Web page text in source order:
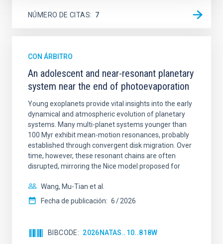
NÚMERO DE CITAS 7
CON ÁRBITRO
An adolescent and near-resonant planetary
system near the end of photoevaporation
Young exoplanets provide vital insights into the early
dynamical and atmospheric evolution of planetary
systems. Many multi-planet systems younger than
100 Myr exhibit mean-motion resonances, probably
established through convergent disk migration. Over
time, however, these resonant chains are often
disrupted, mirroring the Nice model proposed for
Wang, Mu-Tian et al.
Fecha de publicación: 6 2026
BIBCODE 2026NATAS..10..818W